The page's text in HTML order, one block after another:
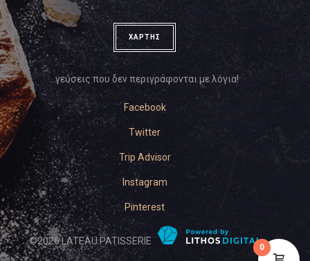
0
ΧΑΡΤΗΣ
…γεύσεις που δεν περιγράφονται με λόγια!
Facebook
Twitter
Trip Advisor
Instagram
Pinterest
©2026LATEAU PATISSERIE